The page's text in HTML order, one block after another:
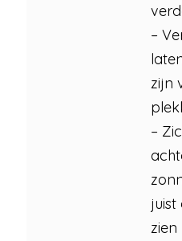
–
zijn
–
juist
zien